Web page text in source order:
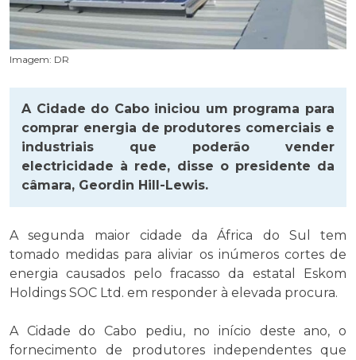
Imagem: DR
A Cidade do Cabo iniciou um programa para
comprar energia de produtores comerciais e
industriais que poderão vender
electricidade à rede, disse o presidente da
câmara, Geordin Hill-Lewis.
A segunda maior cidade da África do Sul tem
tomado medidas para aliviar os inúmeros cortes de
energia causados ​​pelo fracasso da estatal Eskom
Holdings SOC Ltd. em responder à elevada procura.
A Cidade do Cabo pediu, no início deste ano, o
fornecimento de produtores independentes que